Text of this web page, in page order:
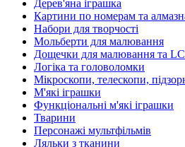
Дерев'яна іграшка
Картини по номерам та
Набори для творчості
Мольберти для малювання
Дощечки для малювання та
Логіка та головоломки
Мікроскопи, телескопи,
М'які іграшки
Функціональні м'які іграшки
Тварини
Персонажі мультфільмів
Ляльки з тканини